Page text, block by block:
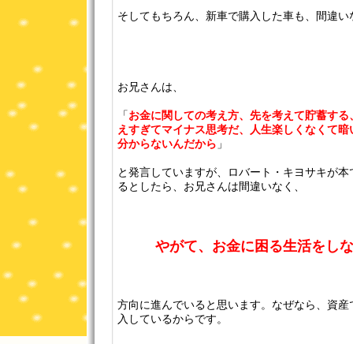
そしてもちろん、新車で購入した車も、間違い
お兄さんは、
「 お金に関しての考え方、先を考えて貯蓄す
えすぎてマイナス思考だ、人生楽しくなくて
分からないんだから 」
と発言していますが、ロバート・キヨサキが
るとしたら、お兄さんは間違いなく、
やがて、お金に困る生活をし
方向に進んでいると思います。なぜなら、資
入しているからです。